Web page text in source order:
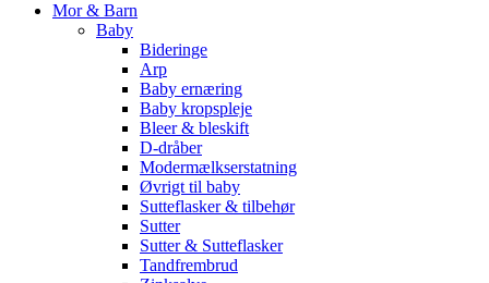
Mor & Barn
Baby
Bideringe
Arp
Baby ernæring
Baby kropspleje
Bleer & bleskift
D-dråber
Modermælkserstatning
Øvrigt til baby
Sutteflasker & tilbehør
Sutter
Sutter & Sutteflasker
Tandfrembrud